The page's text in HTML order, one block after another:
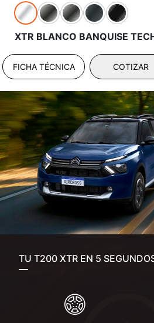
XTR BLANCO BANQUISE
FICHA TÉCNICA COTIZAR
TU T200 XTR EN 5